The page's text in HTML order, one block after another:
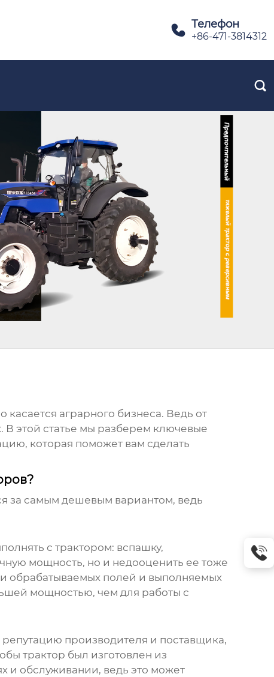
 Телефон
+86-471-3814312

касается аграрного бизнеса. Ведь от
В этой статье мы разберем ключевые
которая поможет вам сделать
за самым дешевым вариантом, ведь
с трактором: вспашку,
мощность, но и недооценить ее тоже
обрабатываемых полей и выполняемых
мощностью, чем для работы с
производителя и поставщика,
трактор был изготовлен из
и обслуживании, ведь это может